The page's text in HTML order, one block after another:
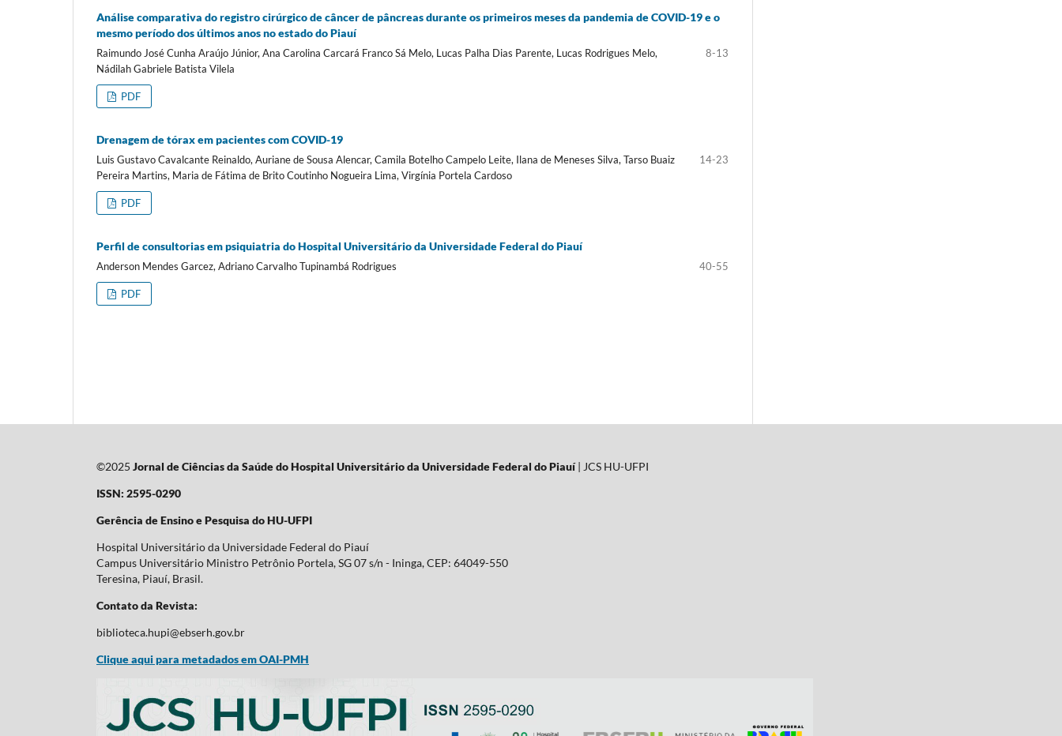
Análise comparativa do registro cirúrgico de câncer de pâncreas durante os primeiros meses da pandemia de COVID-19 e o
mesmo período dos últimos anos no estado do Piauí
Raimundo José Cunha Araújo Júnior, Ana Carolina Carcará Franco Sá Melo, Lucas Palha Dias Parente, Lucas Rodrigues Melo,
Nádilah Gabriele Batista Vilela
8-13
PDF
Drenagem de tórax em pacientes com COVID-19
Luis Gustavo Cavalcante Reinaldo, Auriane de Sousa Alencar, Camila Botelho Campelo Leite, Ilana de Meneses Silva, Tarso Buaiz
Pereira Martins, Maria de Fátima de Brito Coutinho Nogueira Lima, Virgínia Portela Cardoso
14-23
PDF
Perfil de consultorias em psiquiatria do Hospital Universitário da Universidade Federal do Piauí
Anderson Mendes Garcez, Adriano Carvalho Tupinambá Rodrigues 40-55
PDF
©2025 Jornal de Ciências da Saúde do Hospital Universitário da Universidade Federal do Piauí| JCS HU-UFPI
ISSN: 2595-0290
Gerência de Ensino e Pesquisa do HU-UFPI
Hospital Universitário da Universidade Federal do Piauí
Campus Universitário Ministro Petrônio Portela, SG 07 s/n - Ininga, CEP: 64049-550
Teresina, Piauí, Brasil.
Contato da Revista:
biblioteca.hupi@ebserh.gov.br
Clique aqui para metadados em OAI-PMH